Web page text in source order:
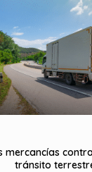
mercancías
tránsito